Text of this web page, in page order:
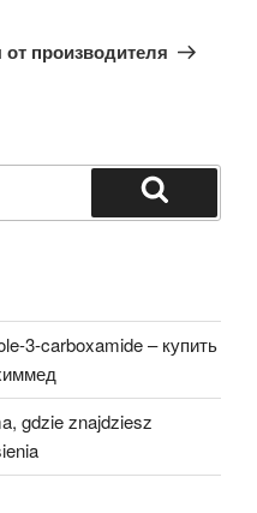
производителя
Search
3-carboxamide – купить
gdzie znajdziesz